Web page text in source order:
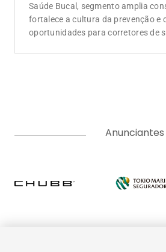
Saúde Bucal, segmento amplia
fortalece a cultura da prevenção e
oportunidades para corretores de
Anunciantes